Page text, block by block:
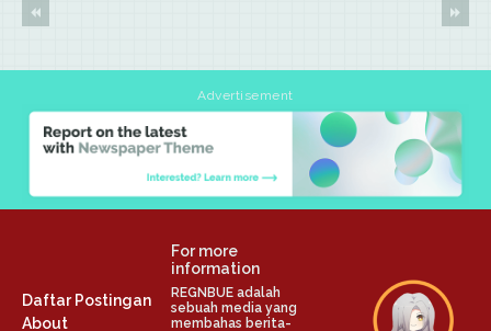
Advertisement
Daftar Postingan
About
For more
information
REGNBUE adalah
sebuah media yang
membahas berita-